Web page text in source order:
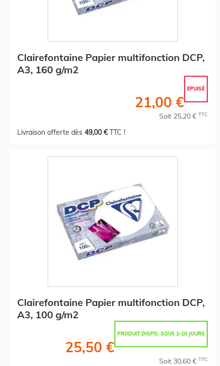
Clairefontaine Papier multifonction DCP,
A3, 160 g/m2
EPUISÉ
21,00 €
Soit 25,20 € TTC
Livraison offerte dès 49,00 €TTC !
Clairefontaine Papier multifonction DCP,
A3, 100 g/m2
PRODUIT DISPO. SOUS 2-10 JOURS
25,50 €
Soit 30,60 € TTC